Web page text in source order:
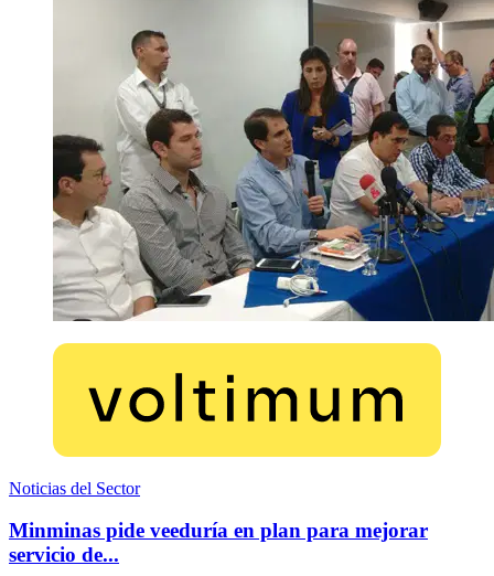
Noticias del Sector
Minminas pide veeduría en plan para mejorar
servicio de...